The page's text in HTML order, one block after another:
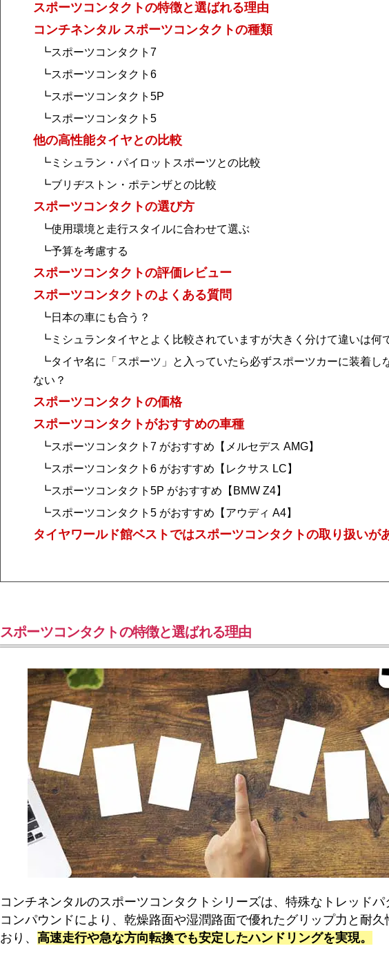
スポーツコンタクトの特徴と選ばれる理由
コンチネンタル スポーツコンタクトの種類
┗スポーツコンタクト7
┗スポーツコンタクト6
┗スポーツコンタクト5P
┗スポーツコンタクト5
他の高性能タイヤとの比較
┗ミシュラン・パイロットスポーツとの比較
┗ブリヂストン・ポテンザとの比較
スポーツコンタクトの選び方
┗使用環境と走行スタイルに合わせて選ぶ
┗予算を考慮する
スポーツコンタクトの評価レビュー
スポーツコンタクトのよくある質問
┗日本の車にも合う？
┗ミシュランタイヤとよく比較されていますが大きく分けて違いは何
┗タイヤ名に「スポーツ」と入っていたら必ずスポーツカーに装着し
ない？
スポーツコンタクトの価格
スポーツコンタクトがおすすめの車種
┗スポーツコンタクト7 がおすすめ【メルセデス AMG】
┗スポーツコンタクト6 がおすすめ【レクサス LC】
┗スポーツコンタクト5P がおすすめ【BMW Z4】
┗スポーツコンタクト5 がおすすめ【アウディ A4】
タイヤワールド館ベストではスポーツコンタクトの取り扱いが
スポーツコンタクトの特徴と選ばれる理由
コンチネンタルのスポーツコンタクトシリーズは、特殊なトレッド
コンパウンドにより、乾燥路面や湿潤路面で優れたグリップ力と耐
おり、 高速走行や急な方向転換でも安定したハンドリングを実現。